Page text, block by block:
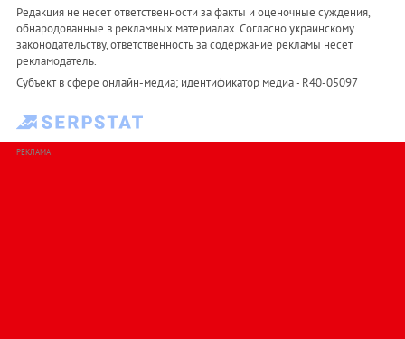
Редакция не несет ответственности за факты и оценочные суждения,
обнародованные в рекламных материалах. Согласно украинскому
законодательству, ответственность за содержание рекламы несет
рекламодатель.
Субъект в сфере онлайн-медиа; идентификатор медиа - R40-05097
РЕКЛАМА